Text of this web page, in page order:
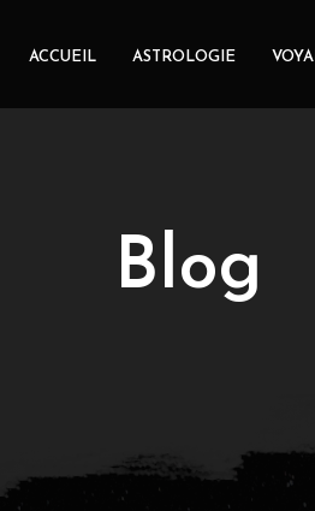
ACCUEIL ASTROLOGIE
Blog